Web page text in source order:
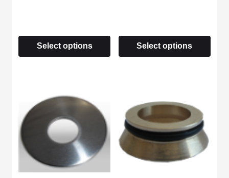
Select options Select options